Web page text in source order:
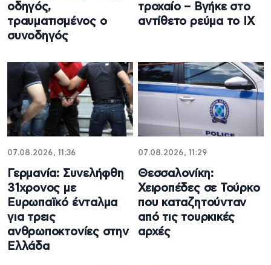
οδηγός,
τραυματισμένος ο
συνοδηγός
τροχαίο – Βγήκε στο
αντίθετο ρεύμα το ΙΧ
07.08.2026, 11:36
Γερμανία: Συνελήφθη
31χρονος με
Ευρωπαϊκό ένταλμα
για τρεις
ανθρωποκτονίες στην
Ελλάδα
07.08.2026, 11:29
Θεσσαλονίκη:
Χειροπέδες σε Τούρκο
που καταζητούνταν
από τις τουρκικές
αρχές